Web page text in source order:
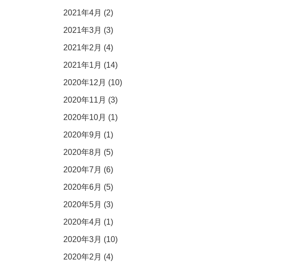
2021年4月 (2)
2021年3月 (3)
2021年2月 (4)
2021年1月 (14)
2020年12月 (10)
2020年11月 (3)
2020年10月 (1)
2020年9月 (1)
2020年8月 (5)
2020年7月 (6)
2020年6月 (5)
2020年5月 (3)
2020年4月 (1)
2020年3月 (10)
2020年2月 (4)